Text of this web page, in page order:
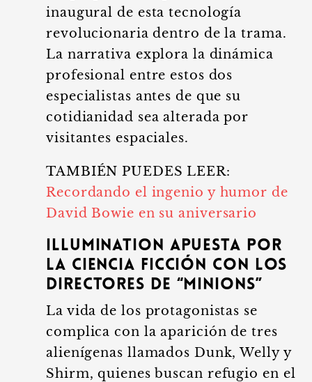
inaugural de esta tecnología
revolucionaria dentro de la trama.
La narrativa explora la dinámica
profesional entre estos dos
especialistas antes de que su
cotidianidad sea alterada por
visitantes espaciales.
TAMBIÉN PUEDES LEER:
Recordando el ingenio y humor de
David Bowie en su aniversario
Illumination apuesta por
la ciencia ficción con los
directores de “Minions”
La vida de los protagonistas se
complica con la aparición de tres
alienígenas llamados Dunk, Welly y
Shirm, quienes buscan refugio en el